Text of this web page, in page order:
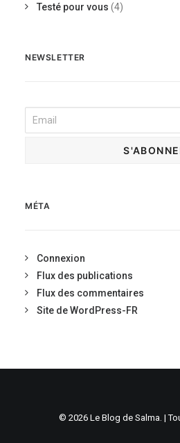
Testé pour vous (4)
NEWSLETTER
MÉTA
Connexion
Flux des publications
Flux des commentaires
Site de WordPress-FR
© 2026 Le Blog de Salma. |